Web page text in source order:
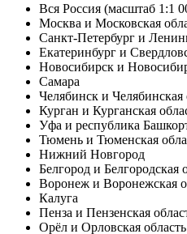
Вся Россия (масштаб 1:1
Москва и Московская
Санкт-Петербург и
Екатеринбург и
Новосибирск и
Самара
Челябинск и Челябинская
Курган и Курганская
Уфа и республика
Тюмень и Тюменская
Нижний Новгород
Белгород и Белгородская
Воронеж и Воронежская
Калуга
Пенза и Пензенская
Орёл и Орловская область